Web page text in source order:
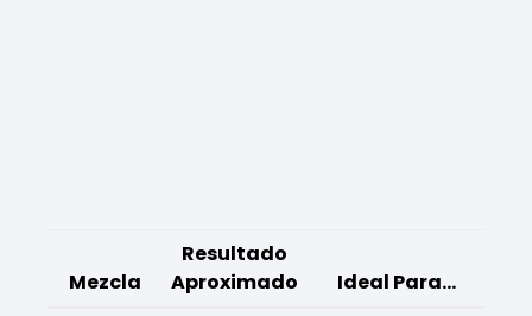
Mezcla
Resultado
Aproximado
Ideal Para...